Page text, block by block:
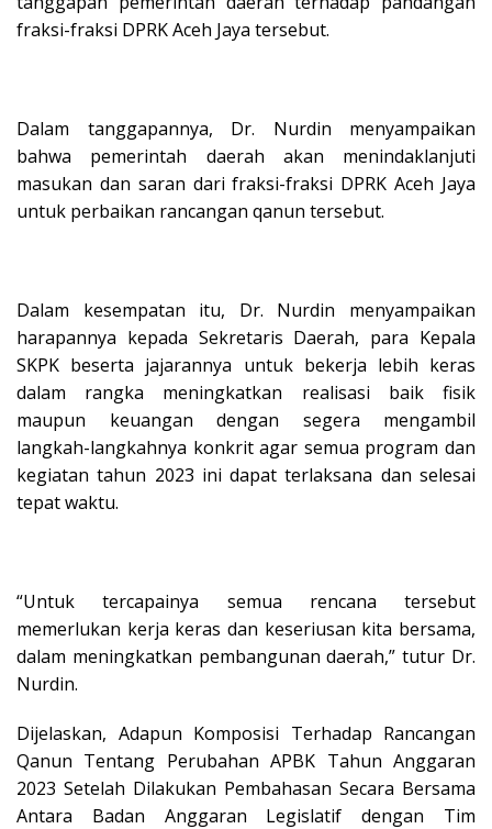
fraksi-fraksi DPRK Aceh Jaya tersebut.
Dalam tanggapannya, Dr. Nurdin menyampaikan
bahwa pemerintah daerah akan menindaklanjuti
masukan dan saran dari fraksi-fraksi DPRK Aceh Jaya
untuk perbaikan rancangan qanun tersebut.
Dalam kesempatan itu, Dr. Nurdin menyampaikan
harapannya kepada Sekretaris Daerah, para Kepala
SKPK beserta jajarannya untuk bekerja lebih keras
dalam rangka meningkatkan realisasi baik fisik
maupun keuangan dengan segera mengambil
langkah-langkahnya konkrit agar semua program dan
kegiatan tahun 2023 ini dapat terlaksana dan selesai
tepat waktu.
“Untuk tercapainya semua rencana tersebut
memerlukan kerja keras dan keseriusan kita bersama,
dalam meningkatkan pembangunan daerah,” tutur Dr.
Nurdin.
Dijelaskan, Adapun Komposisi Terhadap Rancangan
Qanun Tentang Perubahan APBK Tahun Anggaran
2023 Setelah Dilakukan Pembahasan Secara Bersama
Antara Badan Anggaran Legislatif dengan Tim